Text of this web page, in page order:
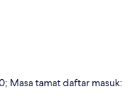
Masa tamat daftar masuk: